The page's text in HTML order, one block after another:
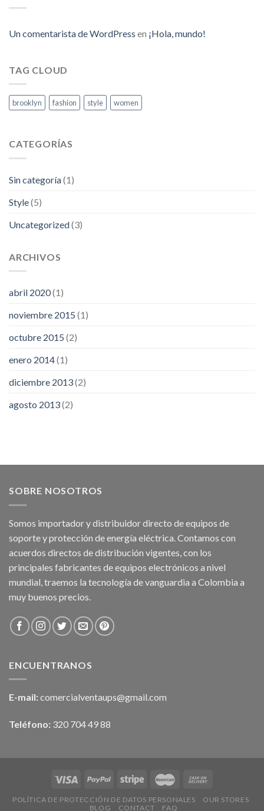
Un comentarista de WordPress en ¡Hola, mundo!
TAG CLOUD
brooklyn fashion style women
CATEGORÍAS
Sin categoría(1)
Style(5)
Uncategorized(3)
ARCHIVOS
abril 2020(1)
noviembre 2015 (1)
octubre 2015 (2)
enero 2014(1)
diciembre 2013(2)
agosto 2013(2)
SOBRE NOSOTROS
Somos importador y distribuidor directo de equipos de
soporte y protección de energía eléctrica. Contamos con
acuerdos directos de distribución vigentes, con los
principales fabricantes de equipos electrónicos a nivel
mundial, traemos la tecnología de vanguardia a Colombia a
muy buenos precios.
ENCUENTRANOS
E-mail: comercialventaups@gmail.com
Teléfono: 320 704 49 88
POLÍTICA DE PROTECCIÓN DE DATOS PERSONALES
OUR STORES
BLOG
CONTACT FAQ